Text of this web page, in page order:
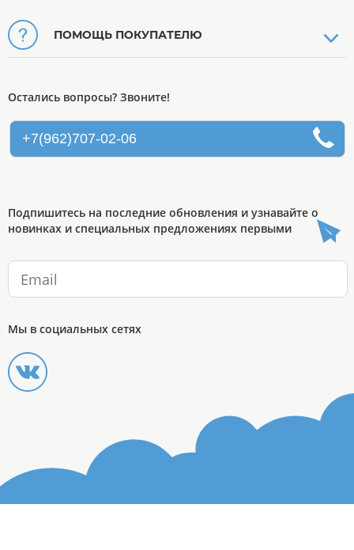
ПОМОЩЬ ПОКУПАТЕЛЮ
Остались вопросы? Звоните!
+7(962)707-02-06
Подпишитесь на последние обновления и узнавайте о
новинках и специальных предложениях первыми
Мы в социальных сетях